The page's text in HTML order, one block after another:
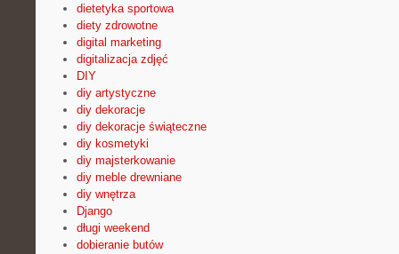
dietetyka sportowa
diety zdrowotne
digital marketing
digitalizacja zdjęć
DIY
diy artystyczne
diy dekoracje
diy dekoracje świąteczne
diy kosmetyki
diy majsterkowanie
diy meble drewniane
diy wnętrza
Django
długi weekend
dobieranie butów